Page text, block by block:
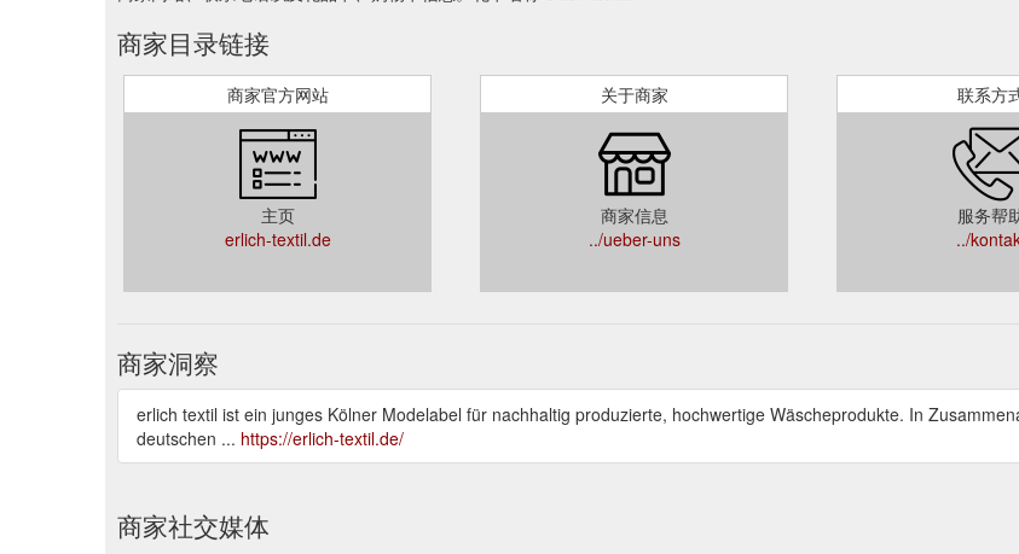
商家目录链接
商家官方网站
主页
erlich-textil.de
关于商家
商家信息
../ueber-uns
联系方
服务帮
../
商家洞察
erlich textil ist ein junges Kölner Modelabel für nachhaltig produzierte, hochwertige Wäscheprodukte. In
deutschen ... https://erlich-textil.de/
商家社交媒体